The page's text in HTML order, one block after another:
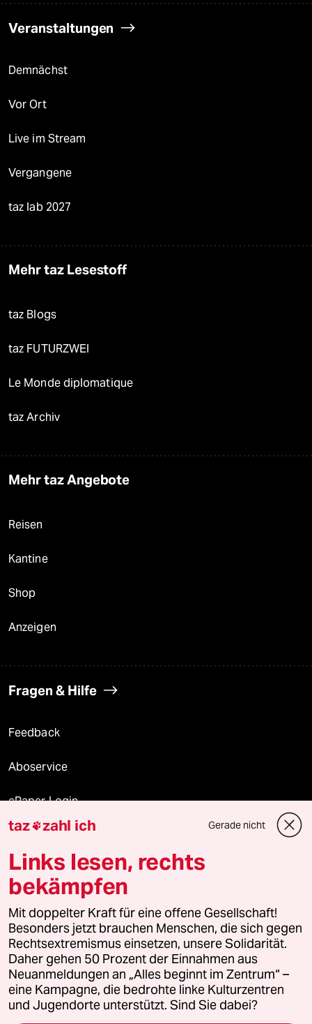
Veranstaltungen
Demnächst
Vor Ort
Live im Stream
Vergangene
taz lab 2027
Mehr taz Lesestoff
taz Blogs
taz FUTURZWEI
Le Monde diplomatique
taz Archiv
Mehr taz Angebote
Reisen
Kantine
Shop
Anzeigen
Fragen & Hilfe
Feedback
Aboservice
ePaper Login
Downloads für Abonnierende
© 2026 taz Verlags und Vertriebs GmbH
Alle Rechte vorbehalten. Bei rechtlichen Fragen oder für Genehmigungen
wenden Sie sich bitte an
lizenzen@taz.de
Feedback Redaktionsstatut Kommune-Richtlinien
Leitlinie Informant Datenschutz Impressum AGB
taz zahl ich Gerade nicht
Links lesen, rechts
bekämpfen
Mit doppelter Kraft für eine offene Gesellschaft!
Besonders jetzt brauchen Menschen, die sich gegen
Rechtsextremismus einsetzen, unsere Solidarität.
Daher gehen 50 Prozent der Einnahmen aus
Neuanmeldungen an „Alles beginnt im Zentrum“ –
eine Kampagne, die bedrohte linke Kulturzentren
und Jugendorte unterstützt. Sind Sie dabei?